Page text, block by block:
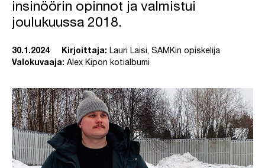
insinöörin opinnot ja valmistui
joulukuussa 2018.
30.1.2024 Kirjoittaja: Lauri Laisi, SAMKin opiskelija
Valokuvaaja: Alex Kipon kotialbumi